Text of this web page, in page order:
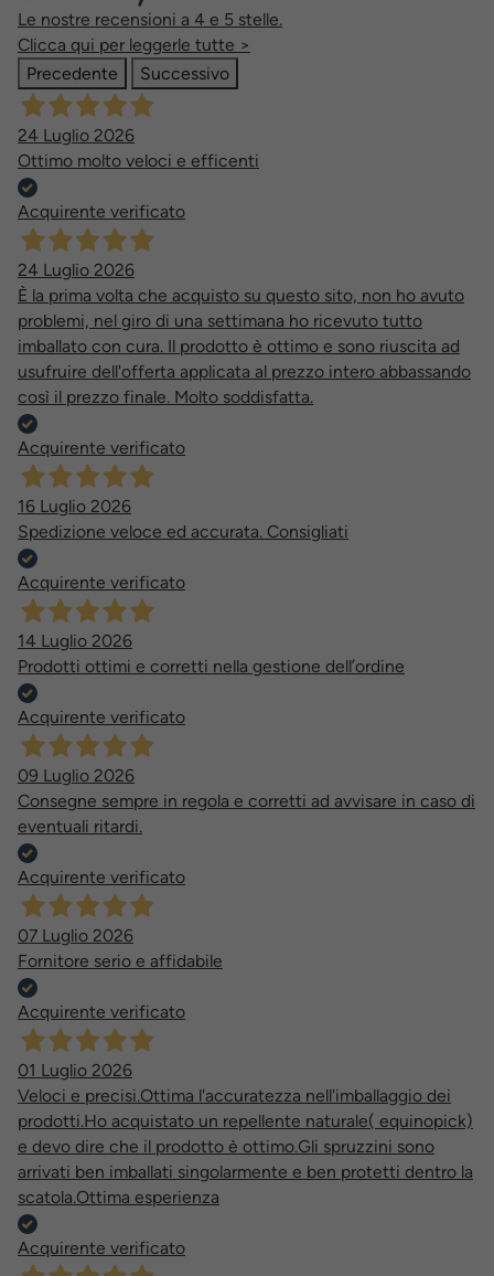
Le nostre recensioni a 4 e 5 stelle.
Clicca qui per leggerle tutte >
Precedente
Successivo
24 Luglio 2026
Ottimo molto veloci e efficenti
Acquirente verificato
24 Luglio 2026
È la prima volta che acquisto su questo sito, non ho avuto
problemi, nel giro di una settimana ho ricevuto tutto
imballato con cura. Il prodotto è ottimo e sono riuscita ad
usufruire dell'offerta applicata al prezzo intero abbassando
così il prezzo finale. Molto soddisfatta.
Acquirente verificato
16 Luglio 2026
Spedizione veloce ed accurata. Consigliati
Acquirente verificato
14 Luglio 2026
Prodotti ottimi e corretti nella gestione dell’ordine
Acquirente verificato
09 Luglio 2026
Consegne sempre in regola e corretti ad avvisare in caso di
eventuali ritardi.
Acquirente verificato
07 Luglio 2026
Fornitore serio e affidabile
Acquirente verificato
01 Luglio 2026
Veloci e precisi.Ottima l'accuratezza nell'imballaggio dei
prodotti.Ho acquistato un repellente naturale( equinopick)
e devo dire che il prodotto è ottimo.Gli spruzzini sono
arrivati ben imballati singolarmente e ben protetti dentro la
scatola.Ottima esperienza
Acquirente verificato